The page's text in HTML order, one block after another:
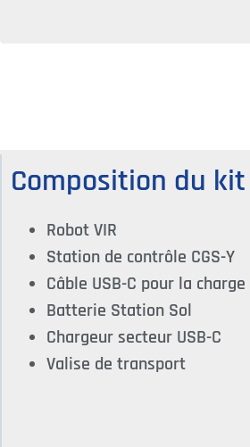
Composition du kit
Robot VIR
Station de contrôle CGS-Y
Câble USB-C pour la charge
Batterie Station Sol
Chargeur secteur USB-C
Valise de transport